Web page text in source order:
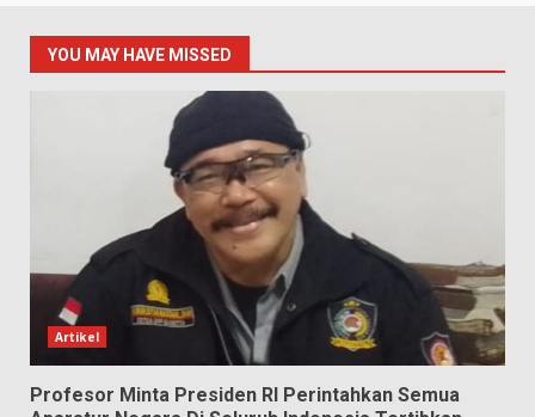
YOU MAY HAVE MISSED
Artikel
Profesor Minta Presiden RI Perintahkan Semua